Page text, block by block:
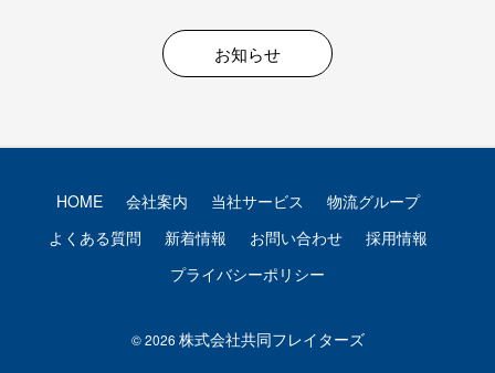
お知らせ
HOME 会社案内 当社サービス
物流グループ
よくある質問
新着情報 お問い合わせ
採用情報
プライバシーポリシー
© 2026 株式会社共同フレイターズ